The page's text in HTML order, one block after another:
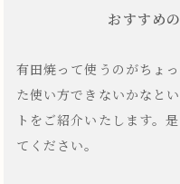
おすすめ
有田焼って使うのがちょ
た使い方できないかなと
トをご紹介いたします。
てください。